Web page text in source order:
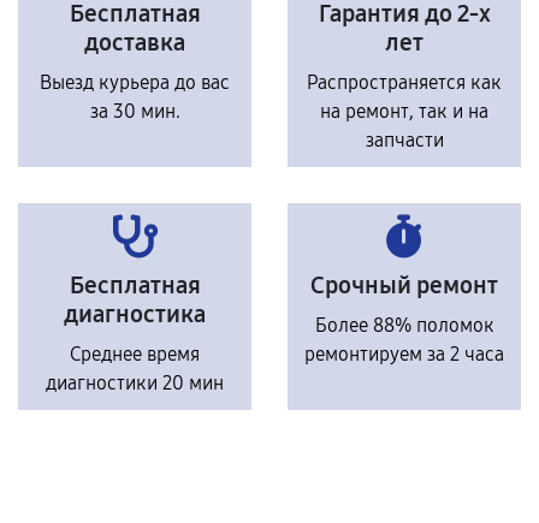
Бесплатная
доставка
Выезд курьера до вас
за 30 мин.
Гарантия до 2-х
лет
Распространяется как
на ремонт, так и на
запчасти
Бесплатная
диагностика
Среднее время
диагностики 20 мин
Срочный ремонт
Более 88% поломок
ремонтируем за 2 часа